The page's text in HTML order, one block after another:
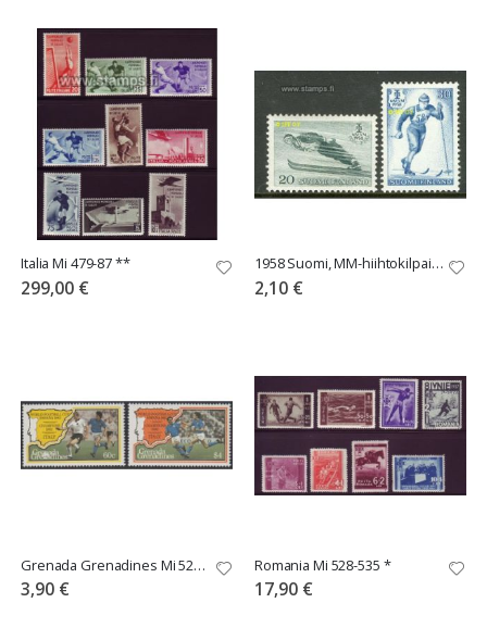
Italia Mi 479-87 **
299,00 €
1958 Suomi, MM-hiihtokilpailut Lahdessa **
2,10 €
Grenada Grenadines Mi 526-527 ** Jalkapallo
3,90 €
Romania Mi 528-535 *
17,90 €